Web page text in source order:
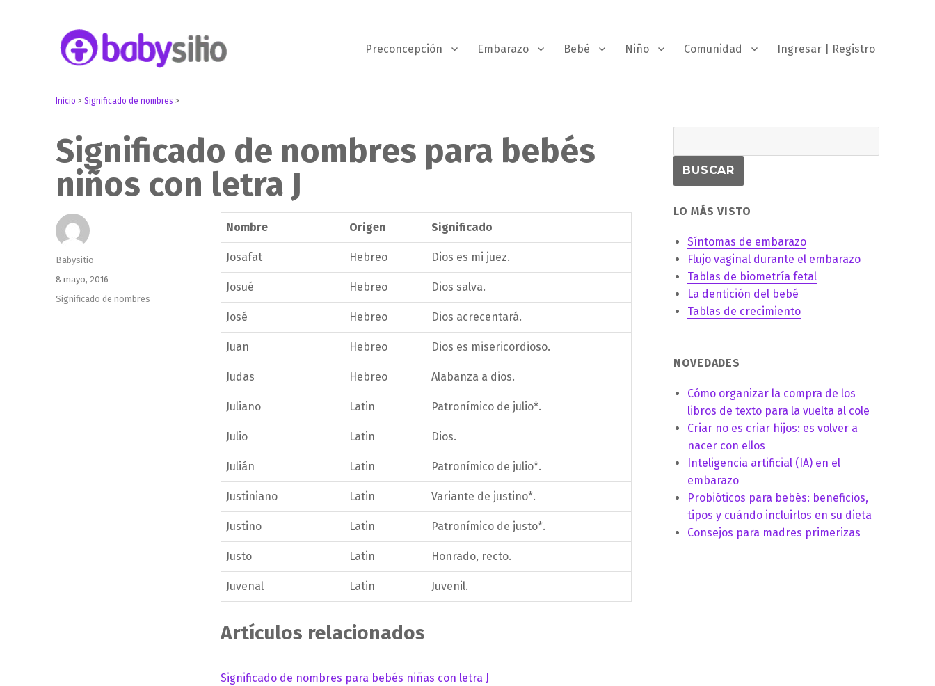
Preconcepción Embarazo Bebé Niño Comunidad Ingresar | Registro
Inicio >Significado de nombres >
Significado de nombres para bebés
niños con letra J
Nombre Origen Significado
Josafat Hebreo Dios es mi juez.
Josué Hebreo Dios salva.
José Hebreo Dios acrecentará.
Juan Hebreo Dios es misericordioso.
Judas Hebreo Alabanza a dios.
Juliano Latin Patronímico de julio*.
Julio Latin Dios.
Julián Latin Patronímico de julio*.
Justiniano Latin Variante de justino*.
Justino Latin Patronímico de justo*.
Justo Latin Honrado, recto.
Juvenal Latin Juvenil.
Artículos relacionados
Significado de nombres para bebés niñas con letra J
Autor
Babysitio
Publicado
el
8 mayo, 2016
Categorías
Significado de nombres
LO MÁS VISTO
Síntomas de embarazo
Flujo vaginal durante el embarazo
Tablas de biometría fetal
La dentición del bebé
Tablas de crecimiento
NOVEDADES
Cómo organizar la compra de los
libros de texto para la vuelta al cole
Criar no es criar hijos: es volver a
nacer con ellos
Inteligencia artificial (IA) en el
embarazo
Probióticos para bebés: beneficios,
tipos y cuándo incluirlos en su dieta
Consejos para madres primerizas